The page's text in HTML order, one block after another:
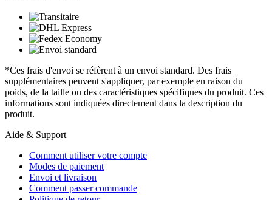
*Ces frais d'envoi se réfèrent à un envoi standard. Des frais
supplémentaires peuvent s'appliquer, par exemple en raison du
poids, de la taille ou des caractéristiques spécifiques du produit. Ces
informations sont indiquées directement dans la description du
produit.
Aide & Support
Comment utiliser votre compte
Modes de paiement
Envoi et livraison
Comment passer commande